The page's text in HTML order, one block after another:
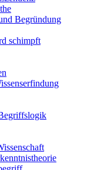
Begründung
schimpft